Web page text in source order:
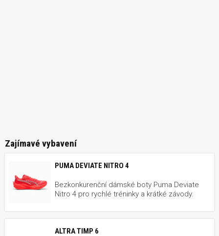
Zajímavé vybavení
PUMA DEVIATE NITRO 4
Bezkonkurenční dámské boty Puma Deviate
Nitro 4 pro rychlé tréninky a krátké závody.
ALTRA TIMP 6